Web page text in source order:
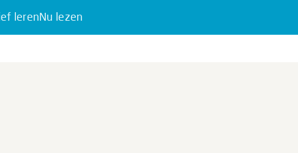
lerenNu lezen
Personen